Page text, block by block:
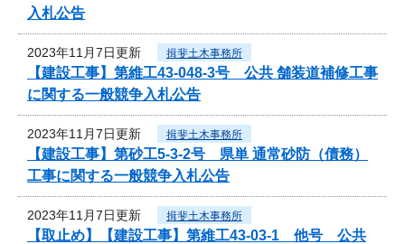
入札公告
2023年11月7日更新 揖斐土木事務所
【建設工事】第維工43-048-3号 公共 舗装道補修工事
に関する一般競争入札公告
2023年11月7日更新 揖斐土木事務所
【建設工事】第砂工5-3-2号 県単 通常砂防（債務）
工事に関する一般競争入札公告
2023年11月7日更新 揖斐土木事務所
【取止め】【建設工事】第維工43-03-1 他号 公共